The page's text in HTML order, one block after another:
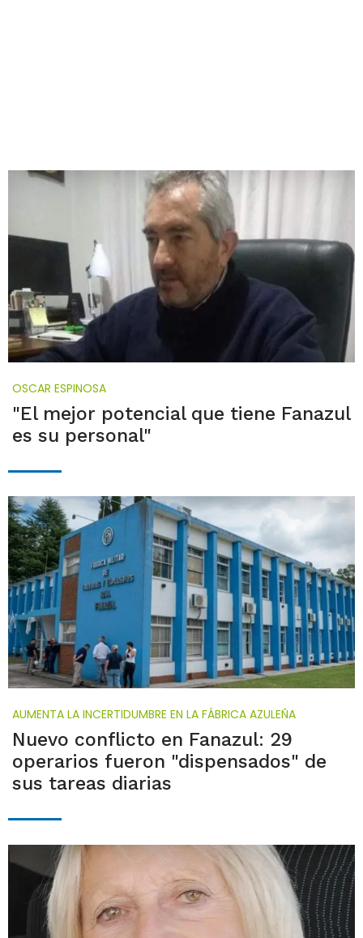
OSCAR ESPINOSA
"El mejor potencial que tiene Fanazul
es su personal"
AUMENTA LA INCERTIDUMBRE EN LA FÁBRICA AZULEÑA
Nuevo conflicto en Fanazul: 29
operarios fueron "dispensados" de
sus tareas diarias